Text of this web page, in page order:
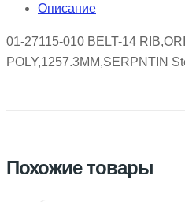
Описание
01-27115-010 BELT-14
POLY,1257.3MM,SERPNTIN
Похожие товары